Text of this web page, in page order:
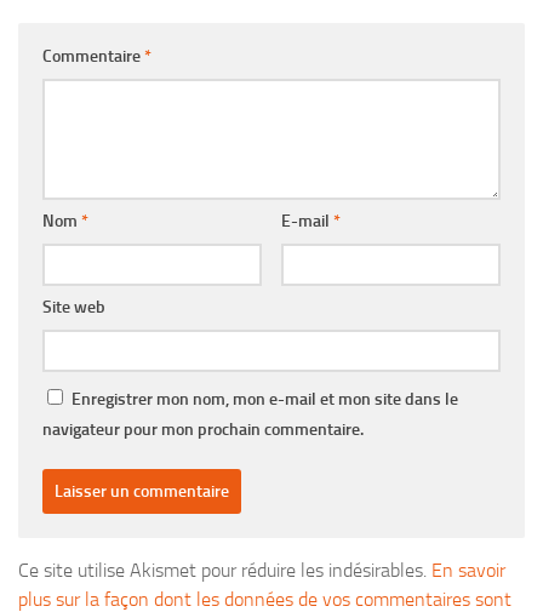
Commentaire*
Nom * E-mail *
Site web
Enregistrer mon nom, mon e-mail et mon site dans le
navigateur pour mon prochain commentaire.
Ce site utilise Akismet pour réduire les indésirables. En savoir
plus sur la façon dont les données de vos commentaires sont